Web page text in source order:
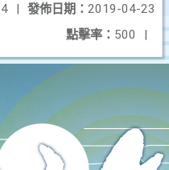
發佈日期： 2019-04-23
|
點擊率： 500 |